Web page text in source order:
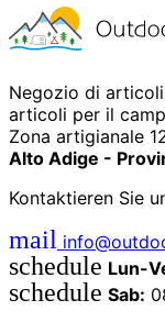
Negozio di
articoli per il
Zona artigianale
Alto Adige -
Kontaktieren Sie
mail
schedule Lun-
schedule Sab: